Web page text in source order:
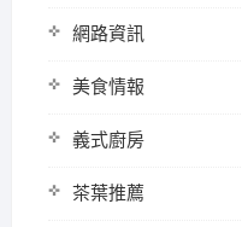
網路資訊
美食情報
義式廚房
茶葉推薦